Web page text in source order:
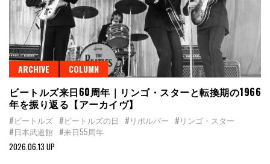
ARCHIVE COLUMN
ビートルズ来日60周年｜リンゴ・スターと転換期の1966
年を振り返る【アーカイヴ】
#ビートルズ #ビートルズの日 #リボルバー #リンゴ・スター
#日本武道館 #来日55周年
2026.06.13 UP